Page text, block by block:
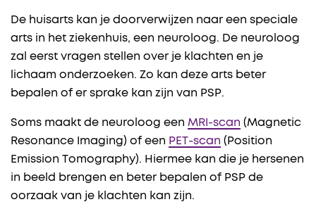
De huisarts kan je doorverwijzen naar een speciale
arts in het ziekenhuis, een neuroloog. De neuroloog
zal eerst vragen stellen over je klachten en je
lichaam onderzoeken. Zo kan deze arts beter
bepalen of er sprake kan zijn van PSP.
Soms maakt de neuroloog een MRI-scan (Magnetic
Resonance Imaging) of een PET-scan (Position
Emission Tomography). Hiermee kan die je hersenen
in beeld brengen en beter bepalen of PSP de
oorzaak van je klachten kan zijn.